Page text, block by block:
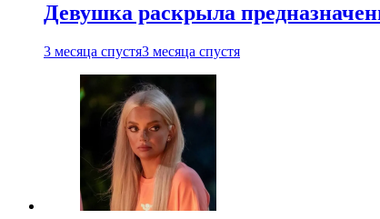
Девушка раскрыла
3 месяца спустя3 месяца спустя